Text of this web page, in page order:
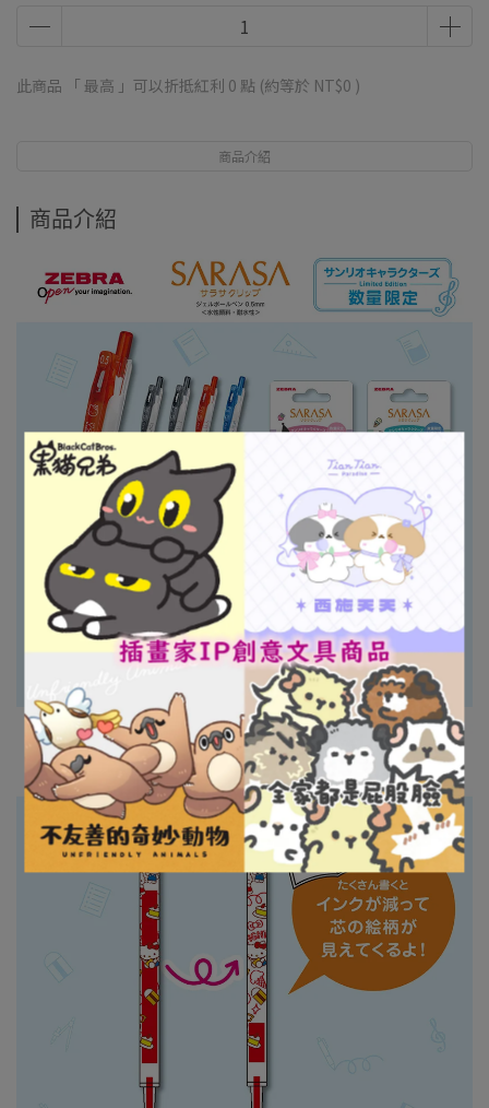
此商品 「 最高 」可以折抵紅利 0 點 (約等於 NT$0 )
商品介紹
商品介紹